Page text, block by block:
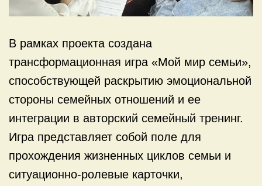
В рамках проекта создана
трансформационная игра «Мой мир семьи»,
способствующей раскрытию эмоциональной
стороны семейных отношений и ее
интеграции в авторский семейный тренинг.
Игра представляет собой поле для
прохождения жизненных циклов семьи и
ситуационно-ролевые карточки,